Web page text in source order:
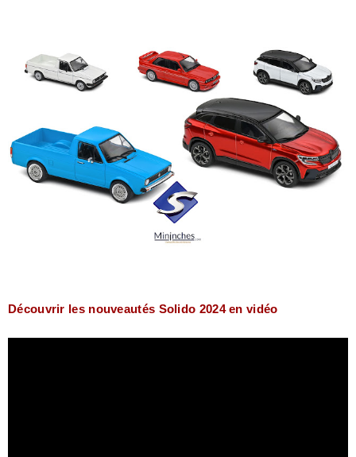
Découvrir les nouveautés Solido 2024 en vidéo